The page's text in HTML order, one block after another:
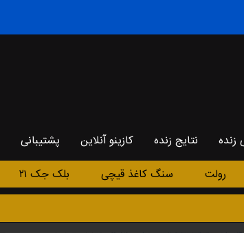
زنده نتایج زنده کازینو آنلاین پشتیبانی
رولت سنگ کاغذ قیچی بلک جک ۲۱